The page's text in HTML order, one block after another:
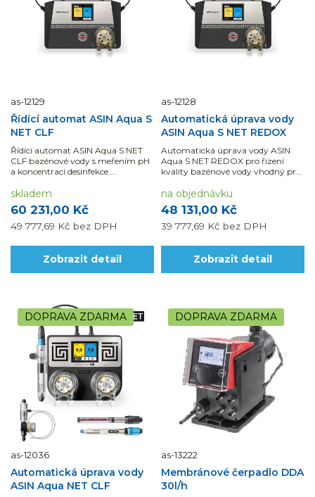
as-12129
Řídící automat ASIN Aqua S
NET CLF
Řídící automat ASIN Aqua S NET
CLF bazénové vody s meřením pH
a koncentrací desinfekce.
60 231,00 Kč
49 777,69 Kč bez DPH
skladem
Zobrazit detail
as-12128
Automatická úprava vody
ASIN Aqua S NET REDOX
Automatická úprava vody ASIN
Aqua S NET REDOX pro řízení
kvality bazénové vody vhodný pro
48 131,00 Kč
39 777,69 Kč bez DPH
na objednávku
Zobrazit detail
DOPRAVA ZDARMA
as-12036
Automatická úprava vody
ASIN Aqua NET CLF
DOPRAVA ZDARMA
as-13222
Membránové čerpadlo DDA
30l/h